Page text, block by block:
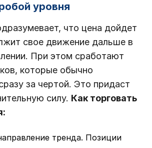
уровня
что цена дойдет
свое движение дальше в
При этом сработают
которые обычно
за чертой. Это придаст
силу. Как торговать
тренда. Позиции